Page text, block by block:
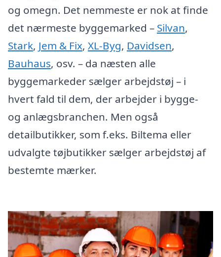
og omegn. Det nemmeste er nok at finde
det nærmeste byggemarked – Silvan,
Stark, Jem & Fix, XL-Byg, Davidsen,
Bauhaus, osv. – da næsten alle
byggemarkeder sælger arbejdstøj – i
hvert fald til dem, der arbejder i bygge-
og anlægsbranchen. Men også
detailbutikker, som f.eks. Biltema eller
udvalgte tøjbutikker sælger arbejdstøj af
bestemte mærker.